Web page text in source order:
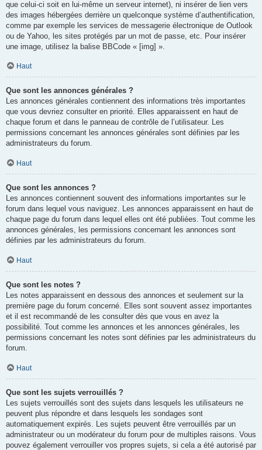
que celui-ci soit en lui-même un serveur internet), ni insérer de lien vers
des images hébergées derrière un quelconque système d’authentification,
comme par exemple les services de messagerie électronique de Outlook
ou de Yahoo, les sites protégés par un mot de passe, etc. Pour insérer
une image, utilisez la balise BBCode « [img] ».
Haut
Que sont les annonces générales ?
Les annonces générales contiennent des informations très importantes
que vous devriez consulter en priorité. Elles apparaissent en haut de
chaque forum et dans le panneau de contrôle de l’utilisateur. Les
permissions concernant les annonces générales sont définies par les
administrateurs du forum.
Haut
Que sont les annonces ?
Les annonces contiennent souvent des informations importantes sur le
forum dans lequel vous naviguez. Les annonces apparaissent en haut de
chaque page du forum dans lequel elles ont été publiées. Tout comme les
annonces générales, les permissions concernant les annonces sont
définies par les administrateurs du forum.
Haut
Que sont les notes ?
Les notes apparaissent en dessous des annonces et seulement sur la
première page du forum concerné. Elles sont souvent assez importantes
et il est recommandé de les consulter dès que vous en avez la
possibilité. Tout comme les annonces et les annonces générales, les
permissions concernant les notes sont définies par les administrateurs du
forum.
Haut
Que sont les sujets verrouillés ?
Les sujets verrouillés sont des sujets dans lesquels les utilisateurs ne
peuvent plus répondre et dans lesquels les sondages sont
automatiquement expirés. Les sujets peuvent être verrouillés par un
administrateur ou un modérateur du forum pour de multiples raisons. Vous
pouvez également verrouiller vos propres sujets, si cela a été autorisé par